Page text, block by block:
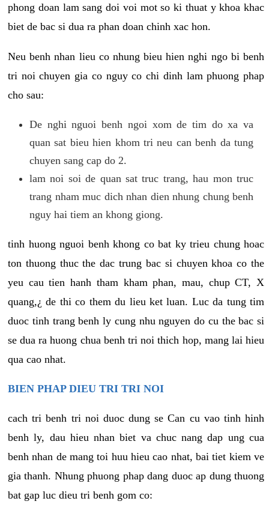
phong doan lam sang doi voi mot so ki thuat y khoa khac
biet de bac si dua ra phan doan chinh xac hon.
Neu benh nhan lieu co nhung bieu hien nghi ngo bi benh
tri noi chuyen gia co nguy co chi dinh lam phuong phap
cho sau:
De nghi nguoi benh ngoi xom de tim do xa va
quan sat bieu hien khom tri neu can benh da tung
chuyen sang cap do 2.
lam noi soi de quan sat truc trang, hau mon truc
trang nham muc dich nhan dien nhung chung benh
nguy hai tiem an khong giong.
tinh huong nguoi benh khong co bat ky trieu chung hoac
ton thuong thuc the dac trung bac si chuyen khoa co the
yeu cau tien hanh tham kham phan, mau, chup CT, X
quang,¿ de thi co them du lieu ket luan. Luc da tung tim
duoc tinh trang benh ly cung nhu nguyen do cu the bac si
se dua ra huong chua benh tri noi thich hop, mang lai hieu
qua cao nhat.
BIEN PHAP DIEU TRI TRI NOI
cach tri benh tri noi duoc dung se Can cu vao tinh hinh
benh ly, dau hieu nhan biet va chuc nang dap ung cua
benh nhan de mang toi huu hieu cao nhat, bai tiet kiem ve
gia thanh. Nhung phuong phap dang duoc ap dung thuong
bat gap luc dieu tri benh gom co: